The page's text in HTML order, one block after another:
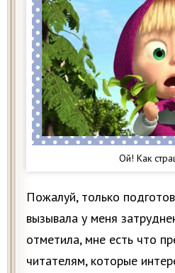
Ой! Как
Пожалуй, только
вызывала у меня
отметила, мне есть что
читателям, которые